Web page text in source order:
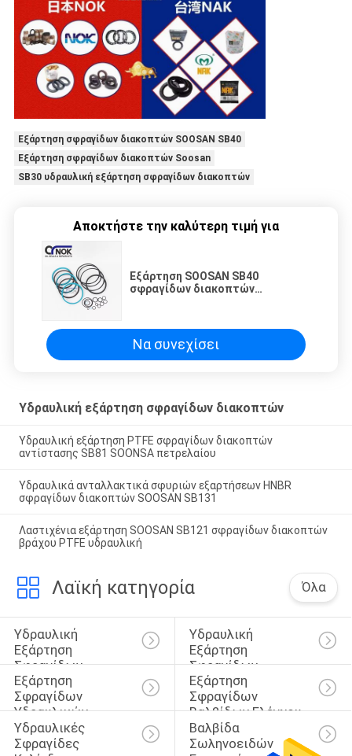
Εξάρτηση σφραγίδων διακοπτών SOOSAN SB40
Εξάρτηση σφραγίδων διακοπτών Soosan
SB30 υδραυλική εξάρτηση σφραγίδων διακοπτών
Αποκτήστε την καλύτερη τιμή για
Εξάρτηση SOOSAN SB40
σφραγίδων διακοπτών
Να συνεχίσει
Υδραυλική εξάρτηση σφραγίδων διακοπτών
Υδραυλική εξάρτηση PTFE σφραγίδων διακοπτών
αντίστασης SB81 SOONSA πετρελαίου
Υδραυλικά ανταλλακτικά σφυριών εξαρτήσεων HNBR
σφραγίδων διακοπτών SOOSAN SB131
Λαστιχένια εξάρτηση SOOSAN SB121 σφραγίδων διακοπτών
βράχου PTFE υδραυλική
Λαϊκή κατηγορία Όλα
Υδραυλική
Εξάρτηση
Σφραγίδων
Κυλίνδρων
Υδραυλική
Εξάρτηση
Σφραγίδων
Διακοπτών
Εξάρτηση
Σφραγίδων
Υδραυλικών
Αντλιών
Εξάρτηση
Σφραγίδων
Βαλβίδων Ελέγχου
Υδραυλικές
Σφραγίδες
Βαλβίδα
Σωληνοειδών